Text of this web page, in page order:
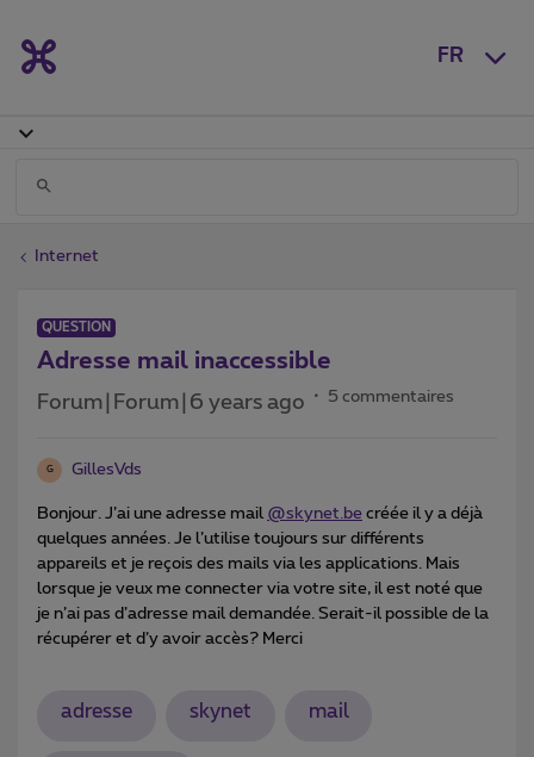
FR
Internet
QUESTION
Adresse mail inaccessible
Forum|Forum|6 years ago 5 commentaires
G GillesVds
Bonjour. J’ai une adresse mail @skynet.be créée il y a déjà
quelques années. Je l’utilise toujours sur différents
appareils et je reçois des mails via les applications. Mais
lorsque je veux me connecter via votre site, il est noté que
je n’ai pas d’adresse mail demandée. Serait-il possible de la
récupérer et d’y avoir accès? Merci
adresse skynet mail